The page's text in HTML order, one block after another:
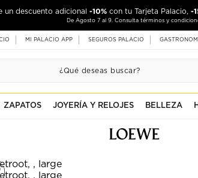
un descuento adicional -10% con tu Tarjeta Palacio, -
De Agosto 7 al 9. Consulta términos y
MI PALACIO APP SEGUROS PALACIO
ZAPATOS JOYERÍA Y RELOJES BELLEZA